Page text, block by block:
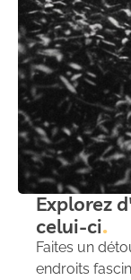
Explorez
celui-ci
Faites un
endroits